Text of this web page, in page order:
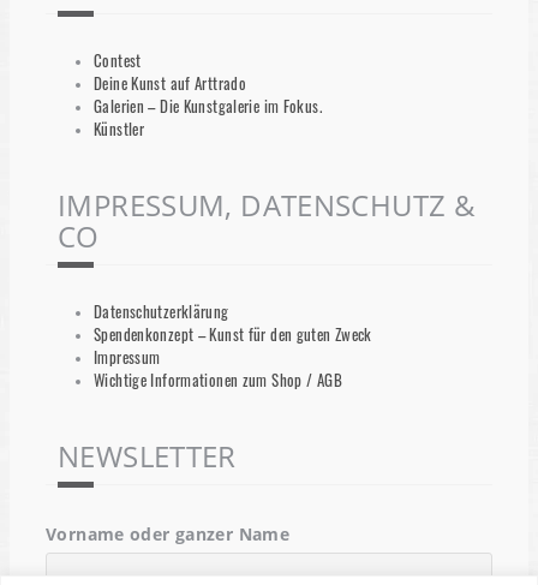
Contest
Deine Kunst auf Arttrado
Galerien – Die Kunstgalerie im Fokus.
Künstler
IMPRESSUM, DATENSCHUTZ &
CO
Datenschutzerklärung
Spendenkonzept – Kunst für den guten Zweck
Impressum
Wichtige Informationen zum Shop / AGB
NEWSLETTER
Vorname oder ganzer Name